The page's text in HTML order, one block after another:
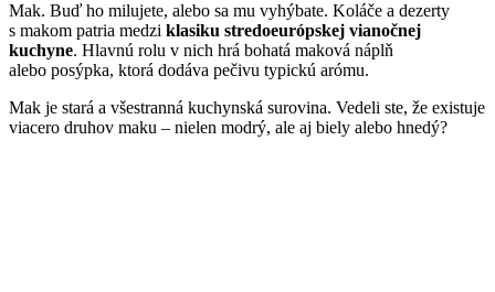
Mak. Buď ho milujete, alebo sa mu vyhýbate. Koláče a dezerty
s makom patria medzi klasiku stredoeurópskej vianočnej
kuchyne. Hlavnú rolu v nich hrá bohatá maková náplň
alebo posýpka, ktorá dodáva pečivu typickú arómu.
Mak je stará a všestranná kuchynská surovina. Vedeli ste, že existuje
viacero druhov maku – nielen modrý, ale aj biely alebo hnedý?